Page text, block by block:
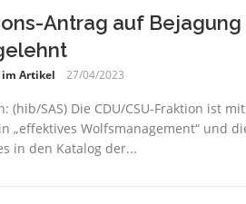
Antrag auf
Artikel 27/04/2023
(hib/SAS) Die CDU/CSU-Fraktion ist
„effektives Wolfsmanagement“ und
in den Katalog der...